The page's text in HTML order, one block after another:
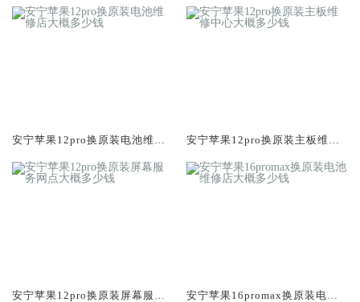
安宁苹果12pro换原装电池维修
安宁苹果12pro换原装主板维修
安宁苹果12pro换原装屏幕服务
安宁苹果16promax换原装电池